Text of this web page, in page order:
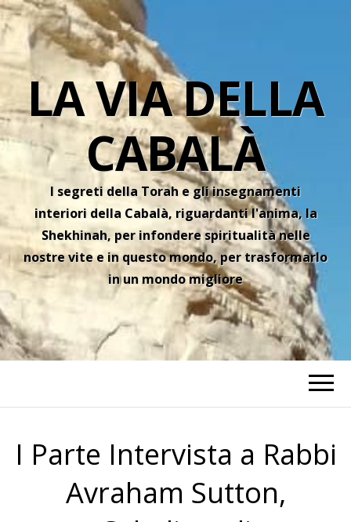
LA VIA DELLA
CABALÀ
I segreti della Torah e gli insegnamenti
interiori della Cabalà, riguardanti l'anima, la
Shekhinah, per infondere spiritualità nelle
nostre vite e in questo mondo, per trasformarlo
in un mondo migliore
I Parte Intervista a Rabbi
Avraham Sutton,